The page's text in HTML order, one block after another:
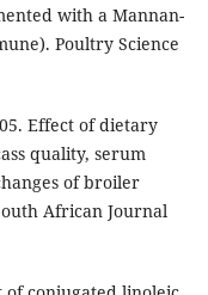
with a Mannan-
Poultry Science
Effect of dietary
quality, serum
of broiler
African Journal